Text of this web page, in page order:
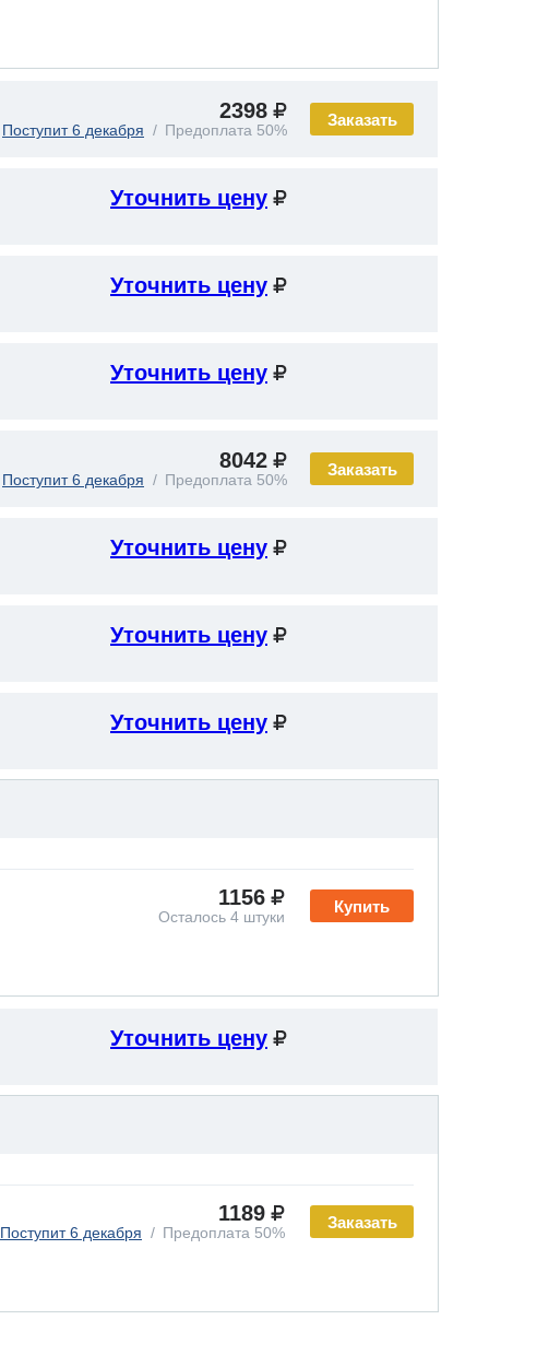
Заказать
2398
Поступит 6 декабря Предоплата 50%
Уточнить цену
Уточнить цену
Уточнить цену
Заказать
8042
Поступит 6 декабря Предоплата 50%
Уточнить цену
Уточнить цену
Уточнить цену
Купить
1156
Осталось 4 штуки
Уточнить цену
Заказать
1189
Поступит 6 декабря Предоплата 50%